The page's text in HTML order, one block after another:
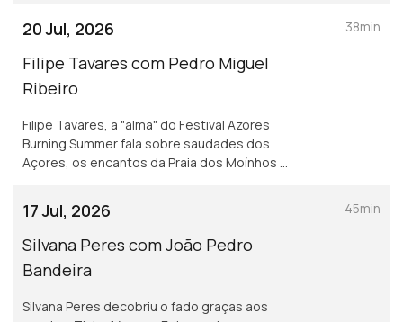
20 Jul, 2026
Filipe Tavares com Pedro Miguel
Ribeiro
Filipe Tavares, a "alma" do Festival Azores
Burning Summer fala sobre saudades dos
Açores, os encantos da Praia dos Moínhos e
38min
17 Jul, 2026
Silvana Peres com João Pedro
Bandeira
Silvana Peres decobriu o fado graças aos
45min